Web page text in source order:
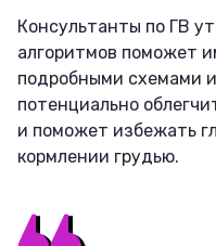
Консультанты по ГВ
алгоритмов поможет
подробными схемами
потенциально
и поможет избежать
кормлении грудью.